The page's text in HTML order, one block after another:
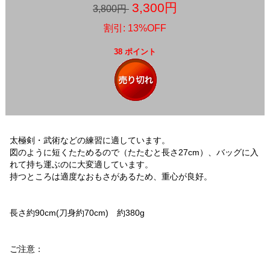
3,800円 3,300円
割引: 13%OFF
38 ポイント
太極剣・武術などの練習に適しています。
図のように短くたためるので（たたむと長さ27cm）、バッグに入
れて持ち運ぶのに大変適しています。
持つところは適度なおもさがあるため、重心が良好。
長さ約90cm(刀身約70cm) 約380g
ご注意：